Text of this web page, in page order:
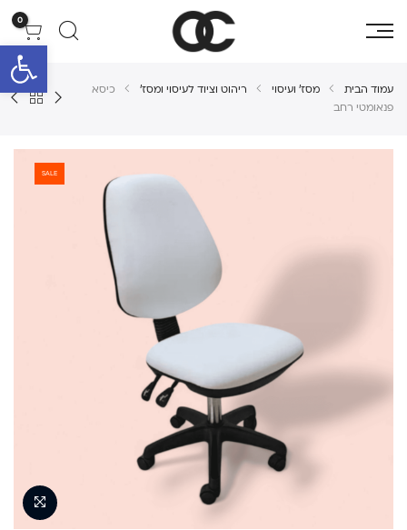
פתח
0
עמוד הבית מסז' ועיסוי ריהוט וציוד לעיסוי ומסז'
כיסא
פנאומטי רחב
SALE